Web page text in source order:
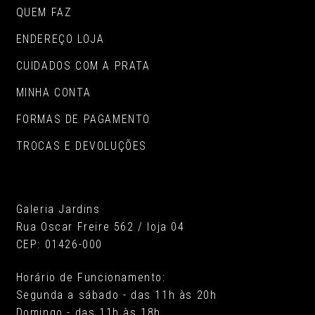
QUEM FAZ
ENDEREÇO LOJA
CUIDADOS COM A PRATA
MINHA CONTA
FORMAS DE PAGAMENTO
TROCAS E DEVOLUÇÕES
Galeria Jardins
Rua Oscar Freire 562 / loja 04
CEP: 01426-000
Horário de Funcionamento:
Segunda a sábado - das 11h às 20h